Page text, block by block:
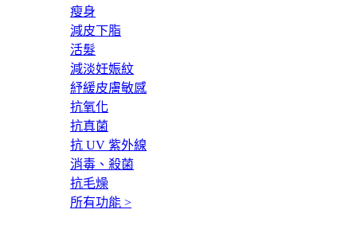
瘦身
減皮下脂
活髮
減淡妊娠紋
紓緩皮膚敏感
抗氧化
抗真菌
抗 UV 紫外線
消毒、殺菌
抗毛燥
所有功能 >